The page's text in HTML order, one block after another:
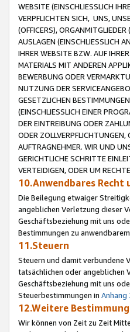
WEBSITE (EINSCHLIESSLICH
VERPFLICHTEN SICH, UNS,
(OFFICERS),
AUSLAGEN (EINSCHLIESSLICH
IHRER WEBSITE BZW. AUF
MATERIALS MIT ANDEREN
BEWERBUNG ODER
NUTZUNG DER
GESETZLICHEN
(EINSCHLIESSLICH EINER
DER EINTREIBUNG ODER
ODER ZOLLVERPFLICHTUNGEN,
AUFTRAGNEHMER. WIR UND
GERICHTLICHE SCHRITTE
VERTEIDIGEN, ODER UM
10.Anwendbares
Die Beilegung etwaiger
angeblichen Verletzung dieser
Geschäftsbeziehung mit uns
Bestimmungen zu
11.Steuern
Steuern und damit verbundene
tatsächlichen oder angeblichen
Geschäftsbeziehung mit uns
Steuerbestimmungen in Anhang
12.Weitere
Wir können von Zeit zu Zeit